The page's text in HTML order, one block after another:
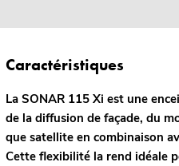
Caractéristiques
La SONAR 115 Xi est une
de la diffusion de façade, du
que satellite en combinaison
Cette flexibilité la rend idéale